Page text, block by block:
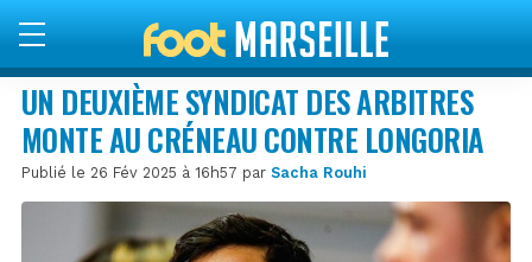
UN DEUXIÈME SYNDICAT DES ARBITRES
MONTE AU CRÉNEAU CONTRE LONGORIA
Publié le 26 Fév 2025 à 16h57 par Sacha Rouhi